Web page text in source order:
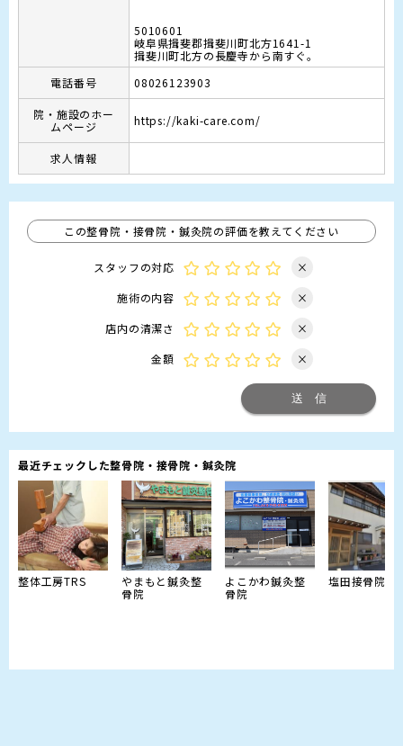
5010601
岐阜県揖斐郡揖斐川町北方1641-1
揖斐川町北方の長慶寺から南すぐ。
電話番号
08026123903
院・施設のホー
ムページ
https://kaki-care.com/
求人情報
この整骨院・接骨院・鍼灸院の評価を教えてください
スタッフの対応
×
施術の内容
×
店内の清潔さ
×
金額
×
最近チェックした整骨院・接骨院・鍼灸院
整体工房TRS
やまもと鍼灸整
骨院
よこかわ鍼灸整
骨院
塩田接骨院